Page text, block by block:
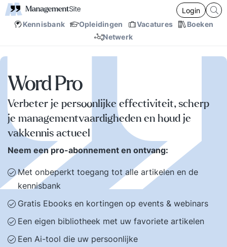
Kennisbank Opleidingen Vacatures
Boeken
Netwerk
Login
Word Pro
Verbeter je persoonlijke effectiviteit, scherp
je managementvaardigheden en houd je
vakkennis actueel
Neem een pro-abonnement en ontvang:
Met onbeperkt toegang tot alle artikelen en de
kennisbank
Gratis Ebooks en kortingen op events & webinars
Een eigen bibliotheek met uw favoriete artikelen
Een Ai-tool die uw persoonlijke